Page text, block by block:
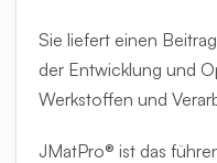
Sie liefert einen
der Entwicklung und
Werkstoffen und
JMatPro® ist das